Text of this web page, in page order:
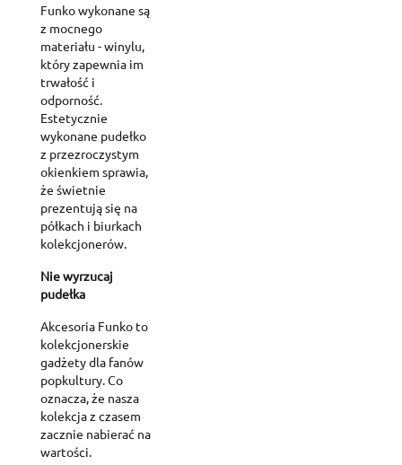
Funko wykonane są
z mocnego
materiału - winylu,
który zapewnia im
trwałość i
odporność.
Estetycznie
wykonane pudełko
z przezroczystym
okienkiem sprawia,
że świetnie
prezentują się na
półkach i biurkach
kolekcjonerów.
Nie wyrzucaj
pudełka
Akcesoria Funko to
kolekcjonerskie
gadżety dla fanów
popkultury. Co
oznacza, że nasza
kolekcja z czasem
zacznie nabierać na
wartości.